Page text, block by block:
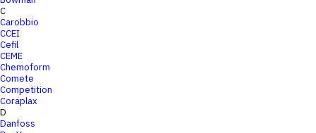
C
Carobbio
CCEI
Cefil
CEME
Chemoform
Comete
Competition
Coraplax
D
Danfoss